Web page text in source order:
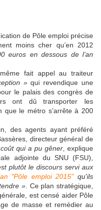
de Pôle emploi précise
moins cher qu’en 2012
en dessous de l’an
fait appel au traiteur
»qui revendique une
le palais des congrès de
ont dû transporter les
que le métro s’arrête à 200
des agents ayant préféré
directeur général de
qui a pu gêner , explique
adjointe du SNU (FSU),
plutôt le discours servi aux
"Pôle emploi 2015"qu'ils
». Ce plan stratégique,
est censé aider Pôle
de masse et remédier au